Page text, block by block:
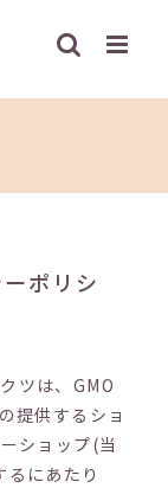
ポリシ
ツは、GMO
提供するショ
ショップ(当
にあたり